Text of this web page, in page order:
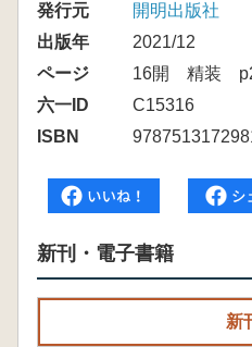
発行元
開明出版社
出版年
2021/12
ページ
16開 精装
六一ID
C15316
ISBN
新刊・電子書籍
新